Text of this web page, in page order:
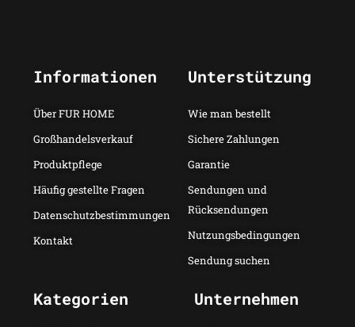
Informationen
Über FUR HOME
Großhandelsverkauf
Produktpflege
Häufig gestellte Fragen
Datenschutzbestimmungen
Kontakt
Unterstützung
Wie man bestellt
Sichere Zahlungen
Garantie
Sendungen und
Rücksendungen
Nutzungsbedingungen
Sendung suchen
Kategorien Unternehmen